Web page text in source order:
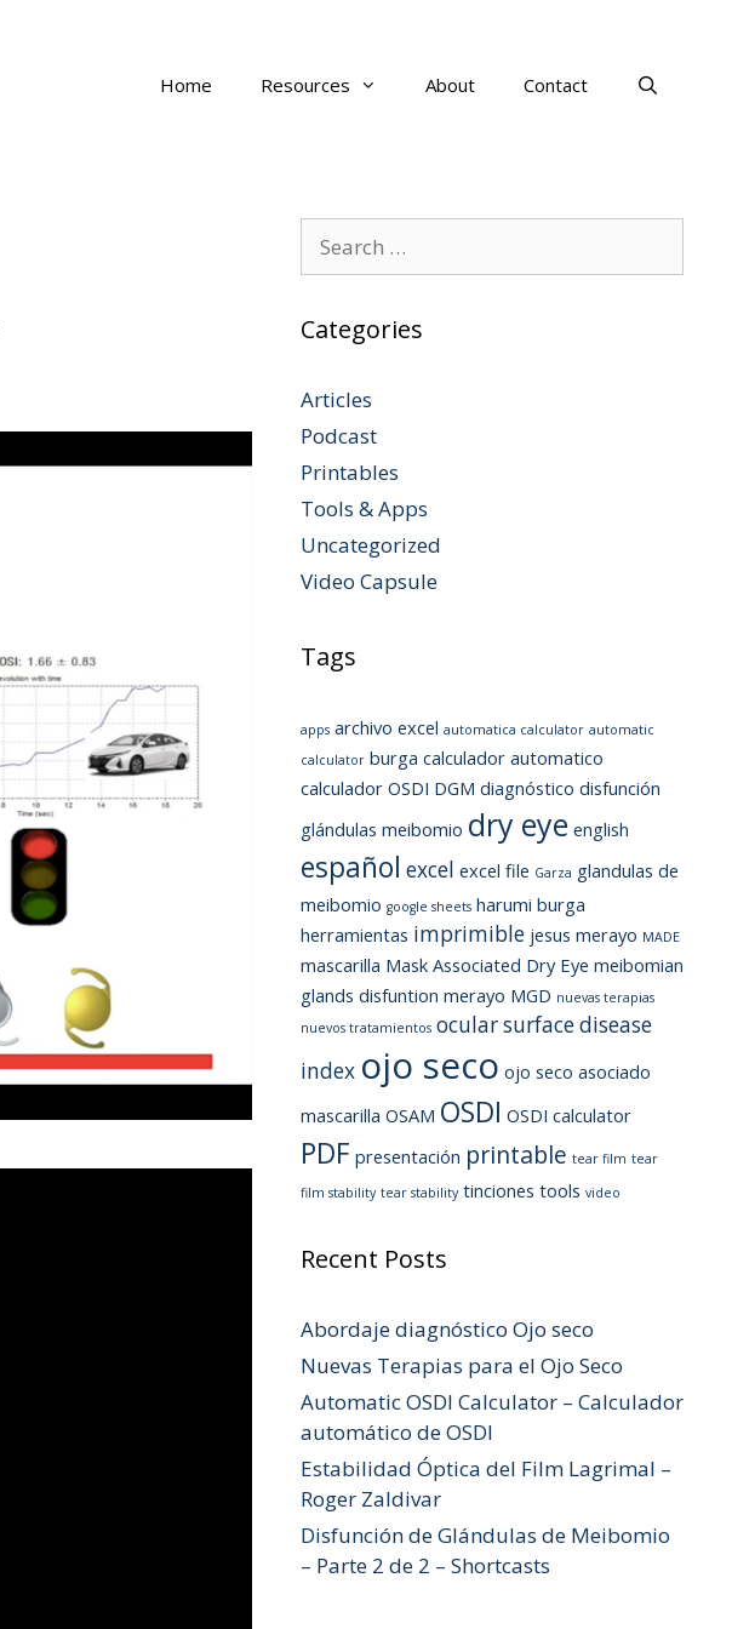
Home Resources About Contact
for:
Categories
Articles
Podcast
Printables
Tools & Apps
Uncategorized
Video Capsule
Tags
apps archivo excel automatica calculator automatic
calculator burga calculador automatico
calculador OSDI DGM diagnóstico disfunción
glándulas meibomio dry eye english
español excel excel file Garza glandulas de
meibomio google sheets harumi burga
herramientas imprimible jesus merayo MADE
mascarilla Mask Associated Dry Eye meibomian
glands disfuntion merayo MGD nuevas terapias
nuevos tratamientos ocular surface disease
index ojo seco ojo seco asociado
mascarilla OSAM OSDI OSDI calculator
PDF presentación printable tear film tear
film stability tear stability tinciones tools video
Recent Posts
Abordaje diagnóstico Ojo seco
Nuevas Terapias para el Ojo Seco
Automatic OSDI Calculator – Calculador
automático de OSDI
Estabilidad Óptica del Film Lagrimal –
Roger Zaldivar
Disfunción de Glándulas de Meibomio
– Parte 2 de 2 – Shortcasts